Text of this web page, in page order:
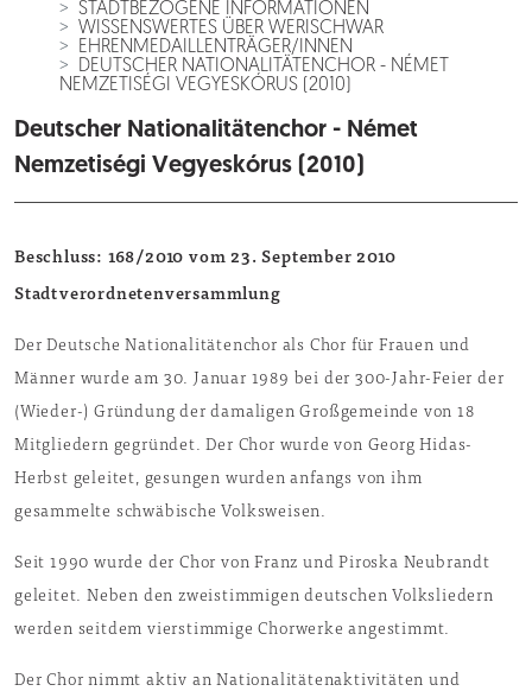
STADTBEZOGENE INFORMATIONEN
WISSENSWERTES ÜBER WERISCHWAR
EHRENMEDAILLENTRÄGER/INNEN
DEUTSCHER NATIONALITÄTENCHOR - NÉMET
NEMZETISÉGI VEGYESKÓRUS (2010)
Deutscher Nationalitätenchor - Német
Nemzetiségi Vegyeskórus (2010)
Beschluss: 168/2010 vom 23. September 2010
Stadtverordnetenversammlung
Der Deutsche Nationalitätenchor als Chor für Frauen und
Männer wurde am 30. Januar 1989 bei der 300-Jahr-Feier der
(Wieder-) Gründung der damaligen Großgemeinde von 18
Mitgliedern gegründet. Der Chor wurde von Georg Hidas-
Herbst geleitet, gesungen wurden anfangs von ihm
gesammelte schwäbische Volksweisen.
Seit 1990 wurde der Chor von Franz und Piroska Neubrandt
geleitet. Neben den zweistimmigen deutschen Volksliedern
werden seitdem vierstimmige Chorwerke angestimmt.
Der Chor nimmt aktiv an Nationalitätenaktivitäten und